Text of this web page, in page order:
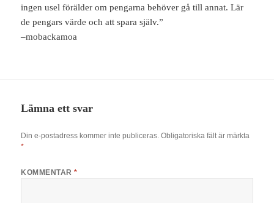
ingen usel förälder om pengarna behöver gå till annat. Lär
de pengars värde och att spara själv.”
–mobackamoa
Lämna ett svar
Din e-postadress kommer inte publiceras. Obligatoriska fält är märkta
*
KOMMENTAR*